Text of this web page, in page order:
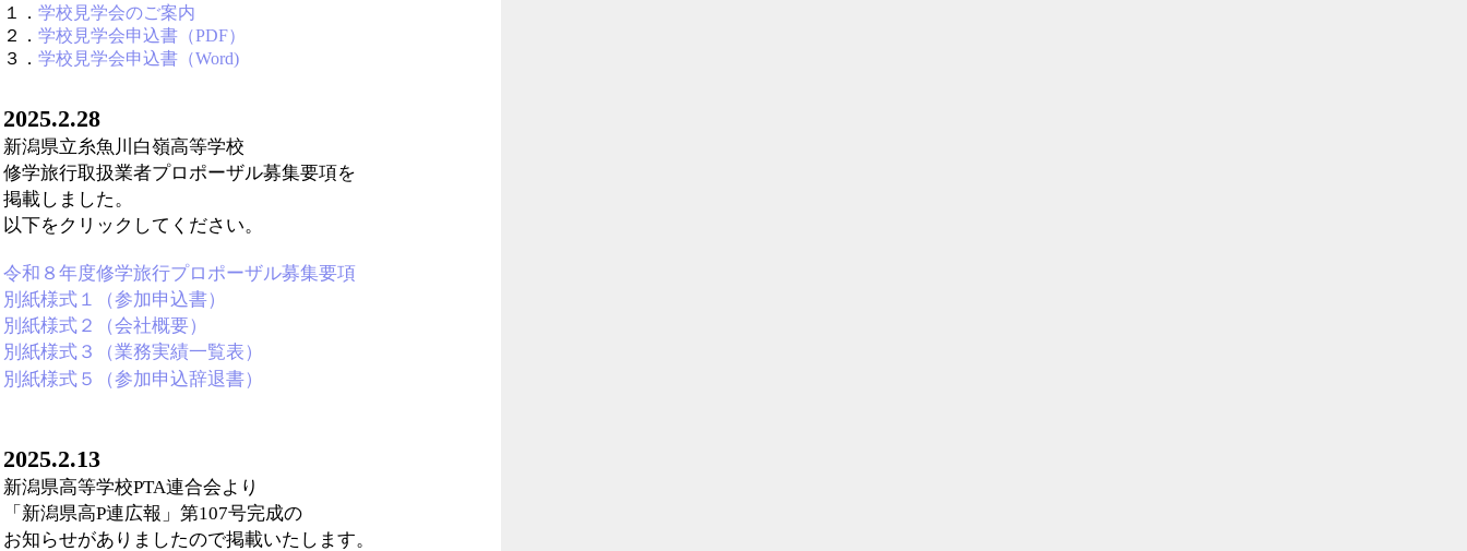
１． 学校見学会のご案内
２． 学校見学会申込書（PDF）
３． 学校見学会申込書（Word)
2025.2.28
新潟県立糸魚川白嶺高等学校
修学旅行取扱業者プロポーザル募集要項を
掲載しました。
以下をクリックしてください。
令和８年度修学旅行プロポーザル募集要項
別紙様式１（参加申込書）
別紙様式２（会社概要）
別紙様式３（業務実績一覧表）
別紙様式５（参加申込辞退書）
2025.2.13
新潟県高等学校PTA連合会より
「新潟県高P連広報」第107号完成の
お知らせがありましたので掲載いたします。